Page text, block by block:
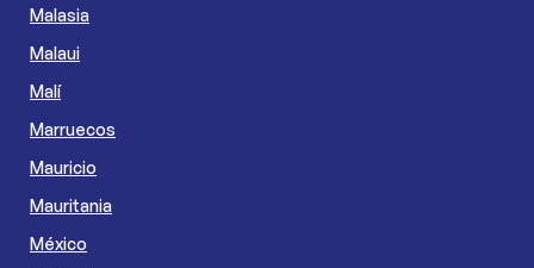
Malasia
Malaui
Malí
Marruecos
Mauricio
Mauritania
México